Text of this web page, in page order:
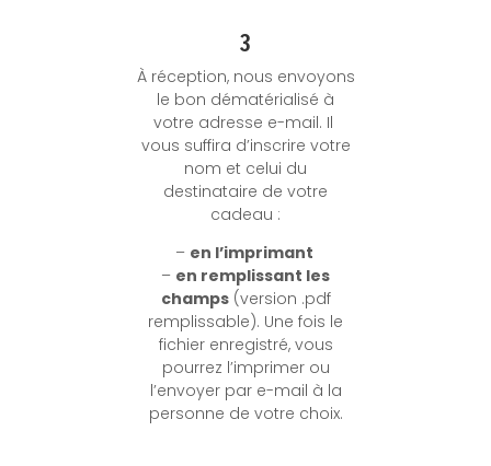
3
À réception, nous envoyons
le bon dématérialisé à
votre adresse e-mail. Il
vous suffira d’inscrire votre
nom et celui du
destinataire de votre
cadeau :
– en l’imprimant
– en remplissant les
champs(version .pdf
remplissable). Une fois le
fichier enregistré, vous
pourrez l’imprimer ou
l’envoyer par e-mail à la
personne de votre choix.